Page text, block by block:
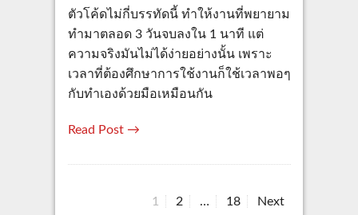
ตัวโค้ดไม่กี่บรรทัดนี้ ทำให้งานที่พยายาม
ทำมาตลอด 3 วันจบลงใน 1 นาที แต่
ความจริงมันไม่ได้ง่ายอย่างนั้น เพราะ
เวลาที่ต้องศึกษาการใช้งานก็ใช้เวลาพอๆ
กับทำเองด้วยมือเหมือนกัน
Read Post →
P
1
P
2 …
P
18 Next